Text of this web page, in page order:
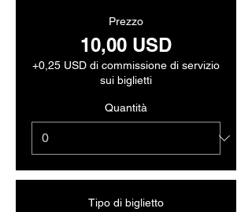
Prezzo
10,00 USD
+0,25 USD di commissione di servizio
sui biglietti
Quantità
Tipo di biglietto